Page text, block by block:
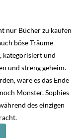
nur Bücher zu kaufen
böse Träume
kategorisiert und
und streng geheim.
wäre es das Ende
Monster, Sophies
des einzigen